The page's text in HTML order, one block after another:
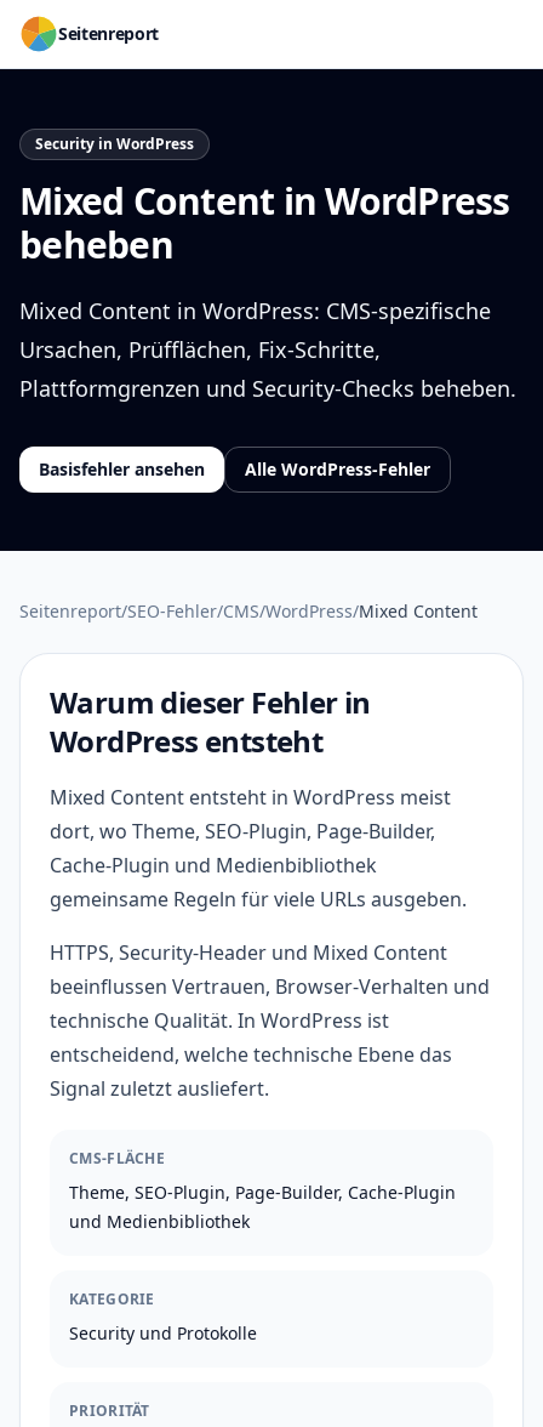
Seitenreport
Security in WordPress
Mixed Content in WordPress
beheben
Mixed Content in WordPress: CMS-spezifische
Ursachen, Prüfflächen, Fix-Schritte,
Plattformgrenzen und Security-Checks beheben.
Basisfehler ansehen Alle WordPress-Fehler
Seitenreport/SEO-Fehler/CMS/WordPress/Mixed Content
Warum dieser Fehler in
WordPress entsteht
Mixed Content entsteht in WordPress meist
dort, wo Theme, SEO-Plugin, Page-Builder,
Cache-Plugin und Medienbibliothek
gemeinsame Regeln für viele URLs ausgeben.
HTTPS, Security-Header und Mixed Content
beeinflussen Vertrauen, Browser-Verhalten und
technische Qualität. In WordPress ist
entscheidend, welche technische Ebene das
Signal zuletzt ausliefert.
CMS-FLÄCHE
Theme, SEO-Plugin, Page-Builder, Cache-Plugin
und Medienbibliothek
KATEGORIE
Security und Protokolle
PRIORITÄT